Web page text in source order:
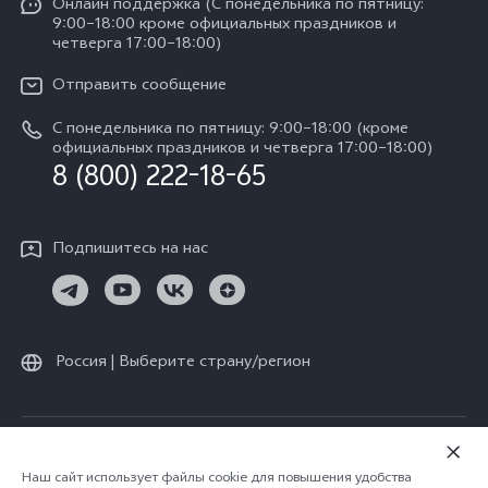
Y11d
V40 Lite
Y04s
Сервисные центры
IMEI аутентификация
Запрос стоимости запчастей
Обновление системы
Скачать LUT для Log-восстановления
Пресс-центр
Карьера в vivo
Юридическая информация
О нас
Социальная ответственность
Центр конфиденциальности vivo
Oнлайн поддержка (С понедельника по пятницу:
9:00–18:00 кроме официальных праздников и
четверга 17:00–18:00)
Отправить сообщение
С понедельника по пятницу: 9:00–18:00 (кроме
официальных праздников и четверга 17:00–18:00)
8 (800) 222-18-65
Подпишитесь на нас
Россия | Выберите страну/регион
Политика конфиденциальности |
Наш сайт использует файлы cookie для повышения удобства